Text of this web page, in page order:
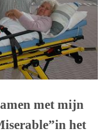
met mijn
het